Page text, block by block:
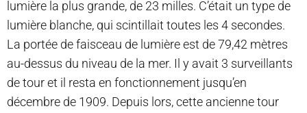
lumière la plus grande, de 23 milles. C’était un type de
lumière blanche, qui scintillait toutes les 4 secondes.
La portée de faisceau de lumière est de 79,42 mètres
au-dessus du niveau de la mer. Il y avait 3 surveillants
de tour et il resta en fonctionnement jusqu’en
décembre de 1909. Depuis lors, cette ancienne tour